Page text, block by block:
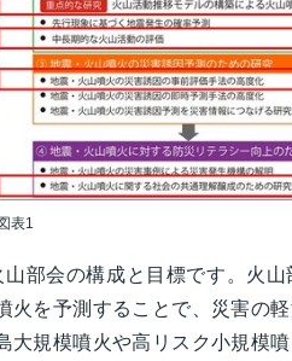
図表1
山部会の構成と目標です。火
火を予測することで、災害の
大規模噴火や高リスク小規模